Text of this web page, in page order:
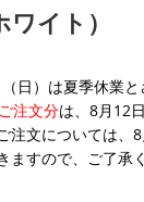
イト）
日）は夏季休業と
注文分は、8月12
注文については、
すので、ご了承